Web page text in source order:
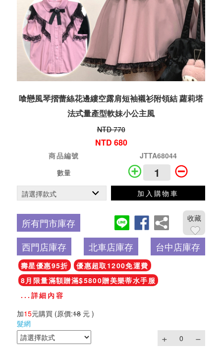
喰戀風琴摺蕾絲花邊縷空露肩短袖襯衫附領結 蘿莉塔
法式量產型軟妹小公主風
NTD 770
NTD 680
商品編號
JTTA68044
數量
加入購物車
所有門市庫存 收藏
西門店庫存 北車店庫存 台中店庫存
壽星優惠95折
優惠超取1200免運費
8月限量滿額贈滿$5800贈美樂蒂水手服
...詳細內容
加15元購買 (原價:18 元 )
髮網